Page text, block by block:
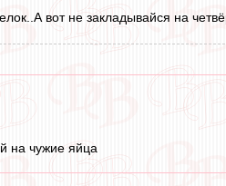
вот не закладывайся на
на чужие яйца